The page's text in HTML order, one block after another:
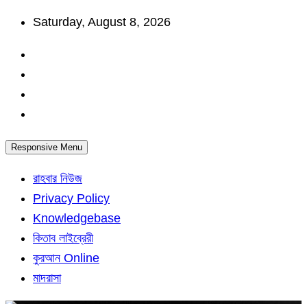
Skip
content
Saturday, August 8, 2026
Responsive Menu
রাহবার নিউজ
Privacy Policy
Knowledgebase
কিতাব লাইব্রেরী
কুরআন Online
মাদরাসা